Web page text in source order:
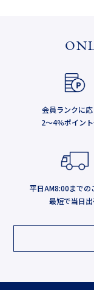
会員ランクに
2～4％ポイン
平日AM8:00までの
最短で当日